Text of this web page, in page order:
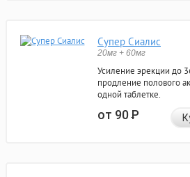
Супер Сиалис
20мг + 60мг
Усиление эрекции до
продление полового
одной таблетке.
от 90Р